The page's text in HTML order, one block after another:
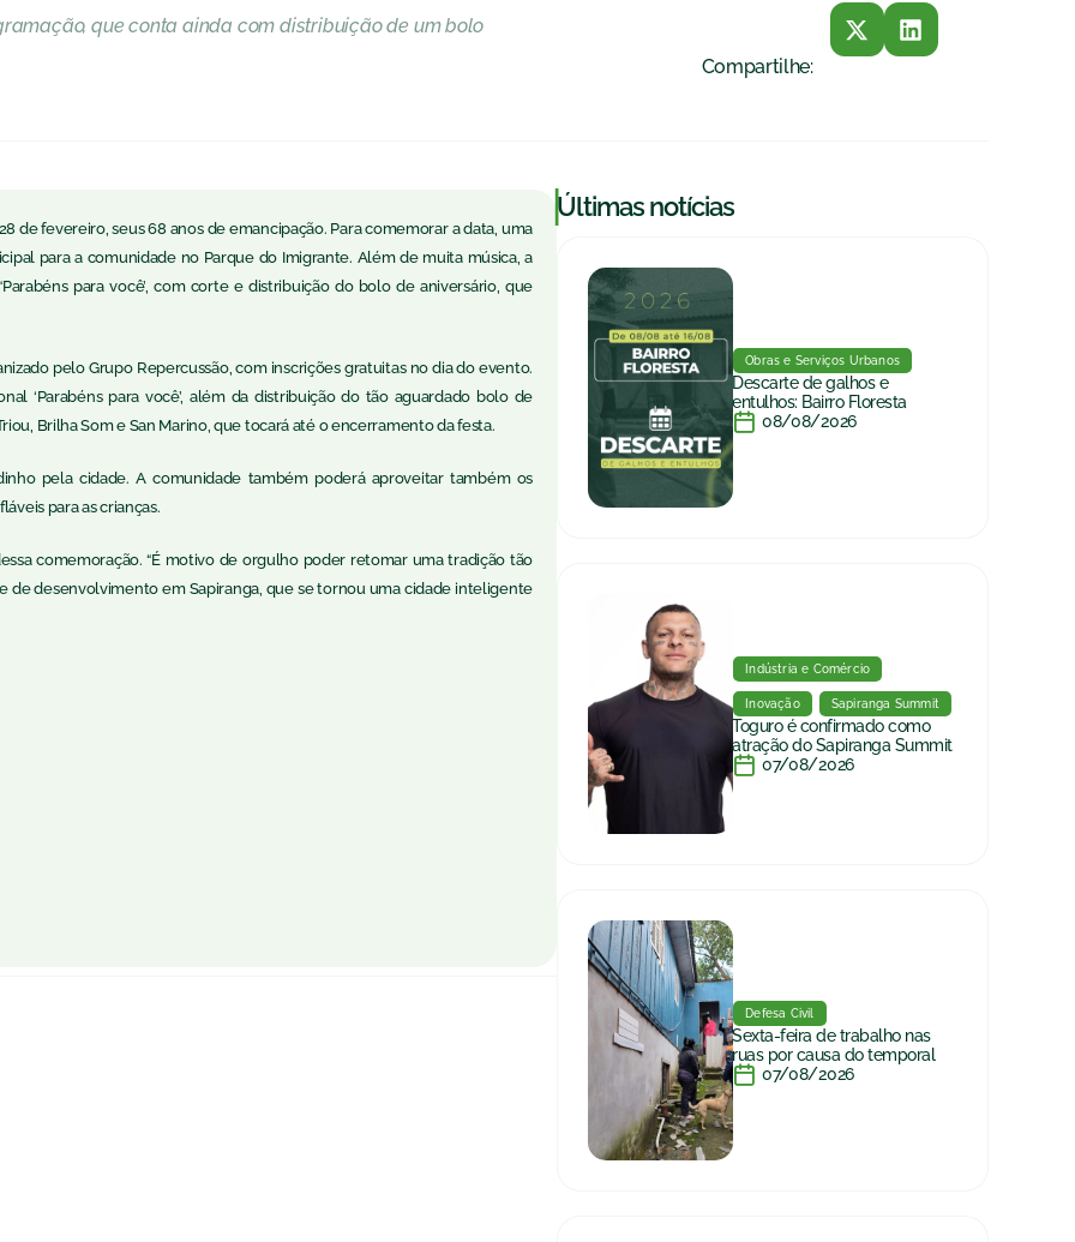
que conta ainda com distribuição de um bolo
Compartilhe:
de fevereiro, seus 68 anos de emancipação. Para comemorar a data, uma
para a comunidade no Parque do Imigrante. Além de muita música, a
para você’, com corte e distribuição do bolo de aniversário, que
pelo Grupo Repercussão, com inscrições gratuitas no dia do evento.
‘Parabéns para você’, além da distribuição do tão aguardado bolo de
Brilha Som e San Marino, que tocará até o encerramento da festa.
pela cidade. A comunidade também poderá aproveitar também os
para as crianças.
comemoração. “É motivo de orgulho poder retomar uma tradição tão
de desenvolvimento em Sapiranga, que se tornou uma cidade inteligente
|Últimas notícias
Obras e Serviços Urbanos
Descarte de galhos e
entulhos: Bairro Floresta
08/08/2026
Indústria e Comércio
Inovação Sapiranga Summit
Toguro é confirmado como
atração do Sapiranga Summit
07/08/2026
Defesa Civil
Sexta-feira de trabalho nas
ruas por causa do temporal
07/08/2026